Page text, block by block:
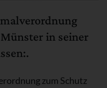
in seiner
zum Schutz